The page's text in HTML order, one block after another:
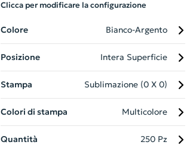
Clicca per modificare la configurazione
Colore Bianco-Argento
Posizione Intera Superficie
Stampa Sublimazione (0 X 0)
Colori di stampa Multicolore
Quantità 250 Pz